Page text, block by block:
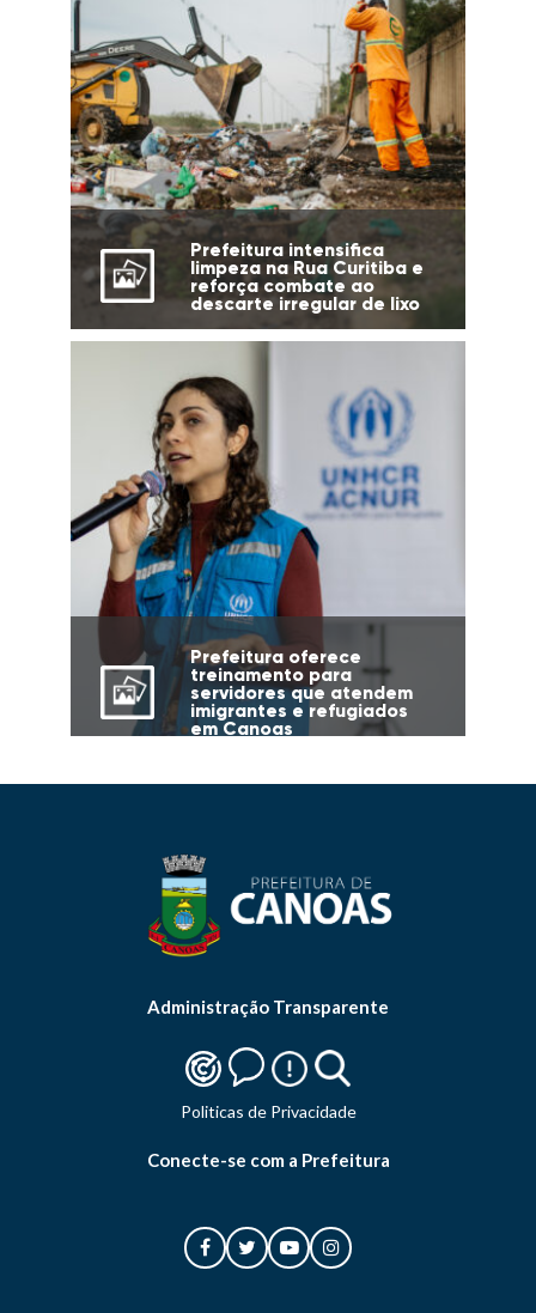
Prefeitura intensifica
limpeza na Rua Curitiba e
reforça combate ao
descarte irregular de lixo
Prefeitura oferece
treinamento para
servidores que atendem
imigrantes e refugiados
em Canoas
Administração Transparente
Politicas de Privacidade
Conecte-se com a Prefeitura